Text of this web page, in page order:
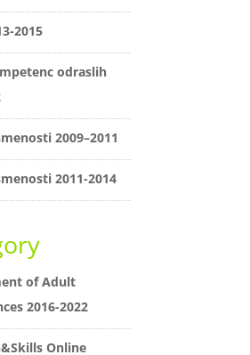
2015
odraslih
2009–2011
2011-2014
of Adult
2016-2022
Online